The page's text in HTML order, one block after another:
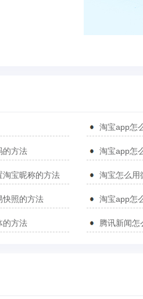
淘宝app怎
的方法 淘宝app怎
宝昵称的方法 淘宝怎么用
快照的方法 淘宝app怎
的方法 腾讯新闻